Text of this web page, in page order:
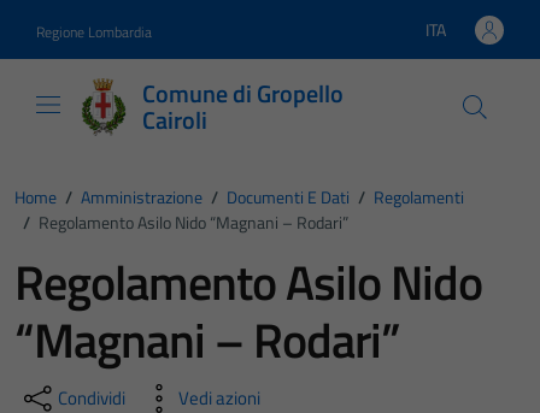
Regione Lombardia Lingua attiva:
ITA
Comune di Gropello
Cairoli
Home / Amministrazione / Documenti E Dati / Regolamenti
/ Regolamento Asilo Nido “Magnani – Rodari”
Regolamento Asilo Nido
“Magnani – Rodari”
Condividi Vedi azioni